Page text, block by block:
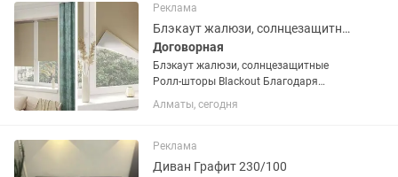
доставка установка бесплатно
Реклама
Блэкаут жалюзи, солнцезащитные Ролл-шторы Blackout
Договорная
Блэкаут жалюзи, солнцезащитные
Ролл-шторы Blackout Благодаря
особому строению блэкаут ткань
защищает помещение от солнечного
затемнения может быть от 95% до
100%.
Алматы, сегодня
Реклама
Диван Графит 230/100